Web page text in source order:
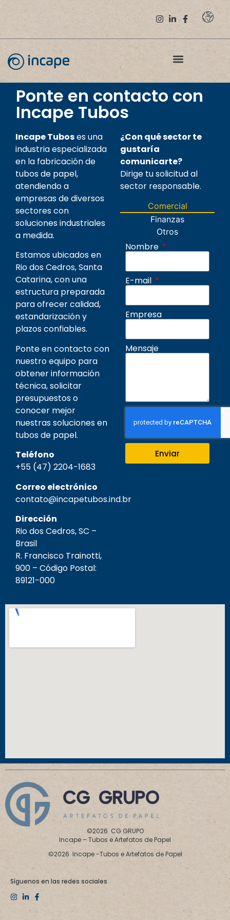
Ponte en contacto con
Incape Tubos
¿Con qué sector te
gustaría
comunicarte?
Dirige tu solicitud al
sector responsable.
Comercial
Finanzas
Otros
Nombre
E-mail
Empresa
Mensaje
Enviar
Incape Tuboses una
industria especializada
en la fabricación de
tubos de papel,
atendiendo a
empresas de diversos
sectores con
soluciones industriales
a medida.
Estamos ubicados en
Rio dos Cedros, Santa
Catarina, con una
estructura preparada
para ofrecer calidad,
estandarización y
plazos confiables.
Ponte en contacto con
nuestro equipo para
obtener información
técnica, solicitar
presupuestos o
conocer mejor
nuestras soluciones en
tubos de papel.
Teléfono
+55 (47) 2204-1683
Correo electrónico
contato@incapetubos.ind.br
Dirección
Rio dos Cedros, SC –
Brasil
R. Francisco Trainotti,
900 – Código Postal:
89121-000
©2026 CG GRUPO
Incape – Tubos e Artefatos de Papel
©2026 Incape -Tubos e Artefatos de Papel
Síguenos en las redes sociales